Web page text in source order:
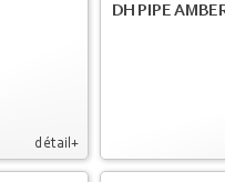
détail+
DH PIPE